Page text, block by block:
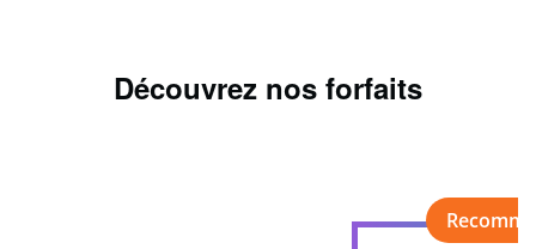
Découvrez nos forfaits